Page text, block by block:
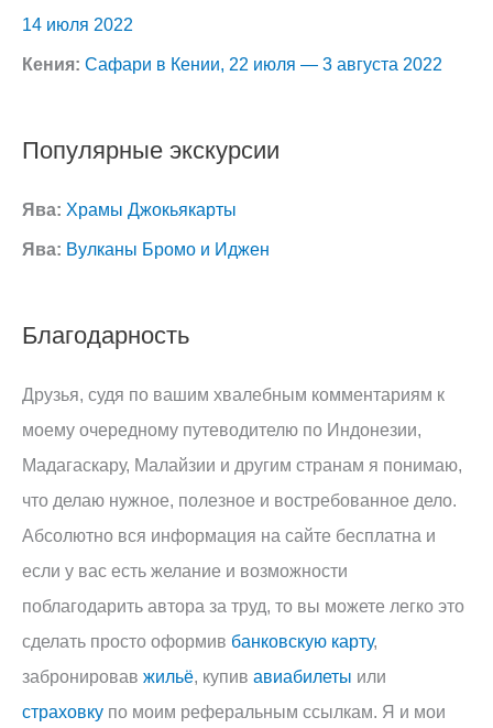
14 июля 2022
Кения: Сафари в Кении, 22 июля — 3 августа 2022
Популярные экскурсии
Ява: Храмы Джокьякарты
Ява: Вулканы Бромо и Иджен
Благодарность
Друзья, судя по вашим хвалебным комментариям к
моему очередному путеводителю по Индонезии,
Мадагаскару, Малайзии и другим странам я понимаю,
что делаю нужное, полезное и востребованное дело.
Абсолютно вся информация на сайте бесплатна и
если у вас есть желание и возможности
поблагодарить автора за труд, то вы можете легко это
сделать просто оформив банковскую карту,
забронировав жильё, купив авиабилеты или
страховку по моим реферальным ссылкам. Я и мои